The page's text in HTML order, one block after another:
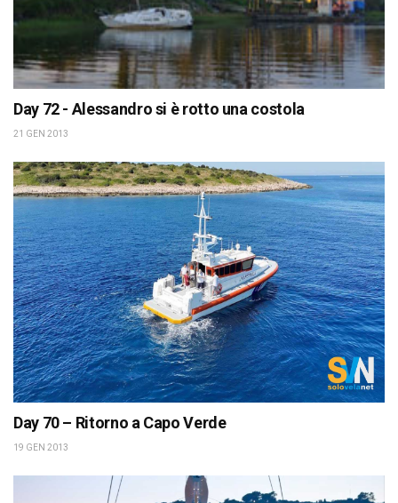
Day 72 - Alessandro si è rotto una costola
21 GEN 2013
Day 70 – Ritorno a Capo Verde
19 GEN 2013